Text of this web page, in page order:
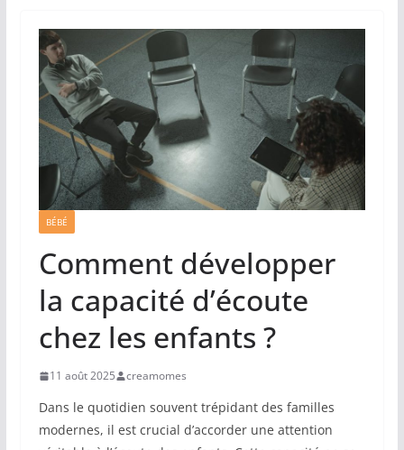
BÉBÉ
Comment développer
la capacité d’écoute
chez les enfants ?
11 août 2025 creamomes
Dans le quotidien souvent trépidant des familles
modernes, il est crucial d’accorder une attention